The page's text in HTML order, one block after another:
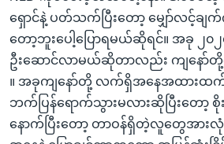
ရှောင်နဲ့ ပတ်သက်ပြီးတော့ မျှော်လင့်ခ
တော့ဘူးပေါ့ပြောရမယ်ဆိုရင်။ အခု ၂
ဦးဆောင်လာမယ်ဆိုတာလည်း ကျနော်တို့
။ အခုကျနော်တို့ လက်ရှိအနေအထားထက် ပို
ဘက်ပြန်ရောက်သွားမလားဆိုပြီးတော့
နောက်ပြီးတော့ တာဝန်ရှိတဲ့လူတွေအား